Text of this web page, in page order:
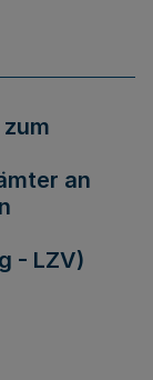
an
- LZV)